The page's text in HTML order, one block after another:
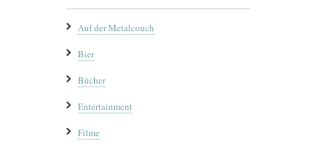
Auf der Metalcouch
Bier
Bücher
Entertainment
Filme